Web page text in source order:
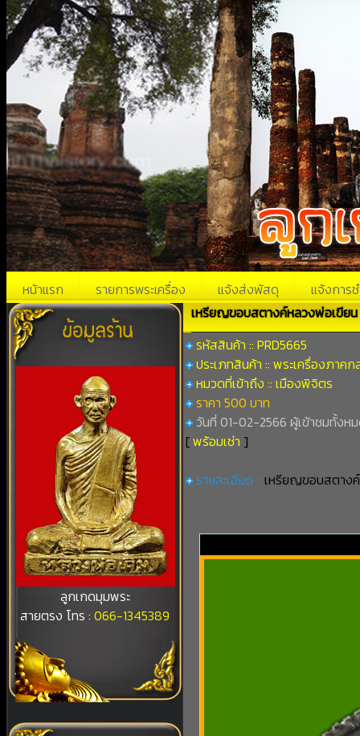
หน้าแรก รายการพระเครื่อง แจ้งส่งพัสดุ แจ้งการช
ลูกเกดมุมพระ
สายตรง โทร :066-1345389
เหรียญขอบสตางค์หลวงพ่อเขีย
รหัสสินค้า :: PRD5665
ประเภทสินค้า :: พระเครื่องภาคก
หมวดที่เข้าถึง :: เมืองพิจิตร
ราคา 500 บาท
วันที่ 01-02-2566 ผู้เข้าชมทั้งห
[พร้อมเช่า ]
รายละเอียด :: เหรียญขอบสตาง